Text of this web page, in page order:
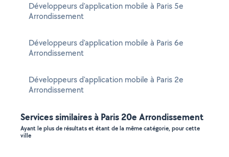
Développeurs d'application mobile à Paris 5e
Arrondissement
Développeurs d'application mobile à Paris 6e
Arrondissement
Développeurs d'application mobile à Paris 2e
Arrondissement
Services similaires à Paris 20e Arrondissement
Ayant le plus de résultats et étant de la même catégorie, pour cette
ville